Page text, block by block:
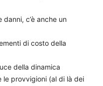
c’è anche un
di costo della
della dinamica
le provvigioni (al di là dei